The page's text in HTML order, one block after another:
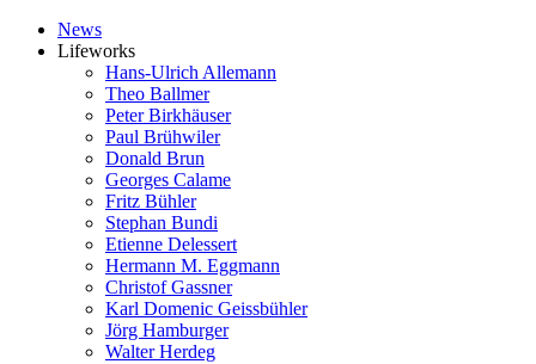
News
Lifeworks
Hans-Ulrich Allemann
Theo Ballmer
Peter Birkhäuser
Paul Brühwiler
Donald Brun
Georges Calame
Fritz Bühler
Stephan Bundi
Etienne Delessert
Hermann M. Eggmann
Christof Gassner
Karl Domenic Geissbühler
Jörg Hamburger
Walter Herdeg